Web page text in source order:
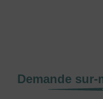
Demande sur-